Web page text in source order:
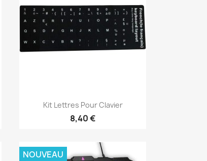
Aperçu rapide
Kit Lettres Pour Clavier
8,40 €
NOUVEAU